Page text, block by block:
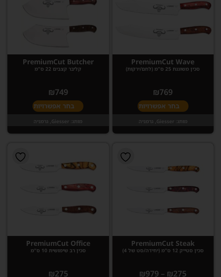
PremiumCut Wave
סכין משוננת 25 ס"מ (לחם/ירקות)
₪769
בחר אפשרויות
מותג:Giesser, גרמניה
PremiumCut Butcher
קליבר קצבים 22 ס"מ
₪749
בחר אפשרויות
מותג: Giesser, גרמניה
PremiumCut Steak
סכין סטייק 12 ס"מ (יחידה/סט של 4)
₪275
–
₪979
PremiumCut Office
סכין רב שימושית 10 ס"מ
₪275